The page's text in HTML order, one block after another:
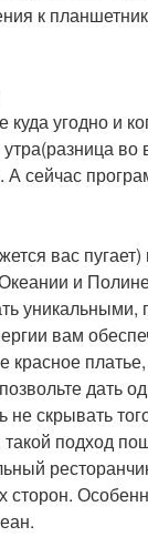
к
угодно и
А сейчас
вас
и
уникальными,
вам
красное
дать
не скрывать
подход